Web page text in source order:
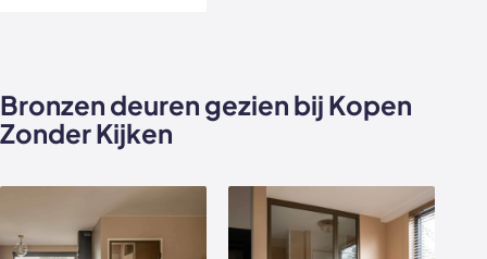
Bronzen deuren gezien bij Kopen
Zonder Kijken